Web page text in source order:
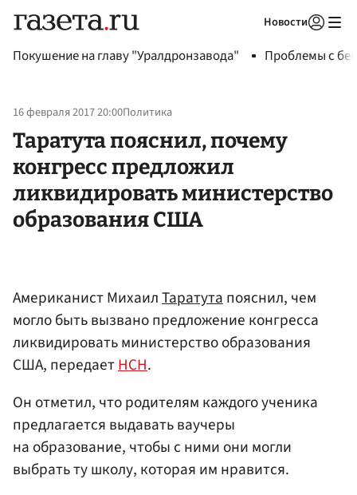
Новости
Покушение на главу "Уралдронзавода" Проблемы с
16 февраля 2017 20:00Политика
Таратута пояснил, почему
конгресс предложил
ликвидировать министерство
образования США
Американист МихаилТаратутапояснил, чем
могло быть вызвано предложение конгресса
ликвидировать министерство образования
США, передаетНСН.
Он отметил, что родителям каждого ученика
предлагается выдавать ваучеры
на образование, чтобы с ними они могли
выбрать ту школу, которая им нравится.